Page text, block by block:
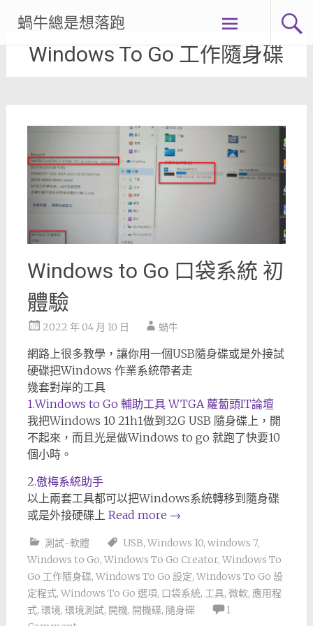
content
蝸牛總是想落跑
Windows To Go 工作隨身碟
Windows to Go 口袋系統 初
體驗
2022 年 04 月 10 日 蝸牛
網路上很多教學，讓你用一個USB隨身碟或是外接試
硬碟把Windows 作業系統帶者走
幾套對岸的工具
1.Windows to Go 輔助工具 WTGA 蘿蔔頭IT論壇
我把Windows 10 21h1做到32G USB 隨身碟上，開
不起來，而且光是做Windows to go 就跑了快要10
個小時。
2.傲梅系統助手
以上兩套工具都可以把Windows系統轉移到隨身碟
或是外接硬碟上 Read more →
測試-軟體 USB, Windows 10, windows 7,
Windows to Go, Windows To Go Creator, Windows To
Go 工作隨身碟, Windows To Go 設定, Windows To Go 設
定程式, Windows To Go 選項, 口袋系統, 工具, 微軟, 應用程
式, 環境, 環境測試, 開機, 開機碟, 隨身碟
1